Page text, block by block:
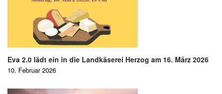
Eva 2.0 lädt ein in die Landkäserei Herzog am 16. März 2026
10. Februar 2026